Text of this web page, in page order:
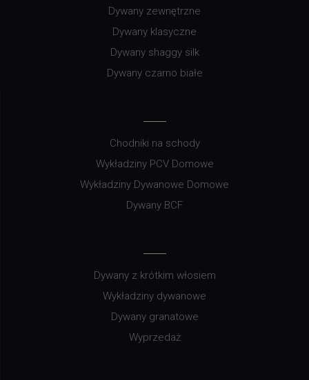
Dywany zewnętrzne
Dywany klasyczne
Dywany shaggy silk
Dywany czarno białe
Chodniki na schody
Wykładziny PCV Domowe
Wykładziny Dywanowe Domowe
Dywany BCF
Dywany z krótkim włosiem
Wykładziny dywanowe
Dywany granatowe
Wyprzedaż